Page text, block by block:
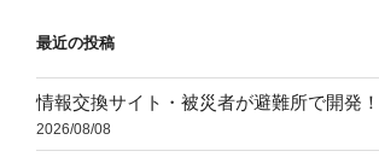
ン
最近の投稿
情報交換サイト・被災者が避難所で開発！
2026/08/08